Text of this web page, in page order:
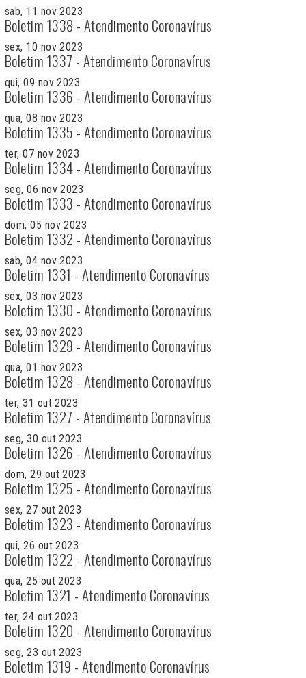
sab, 11 nov 2023
Boletim 1338 - Atendimento Coronavírus
sex, 10 nov 2023
Boletim 1337 - Atendimento Coronavírus
qui, 09 nov 2023
Boletim 1336 - Atendimento Coronavírus
qua, 08 nov 2023
Boletim 1335 - Atendimento Coronavírus
ter, 07 nov 2023
Boletim 1334 - Atendimento Coronavírus
seg, 06 nov 2023
Boletim 1333 - Atendimento Coronavírus
dom, 05 nov 2023
Boletim 1332 - Atendimento Coronavírus
sab, 04 nov 2023
Boletim 1331 - Atendimento Coronavírus
sex, 03 nov 2023
Boletim 1330 - Atendimento Coronavírus
sex, 03 nov 2023
Boletim 1329 - Atendimento Coronavírus
qua, 01 nov 2023
Boletim 1328 - Atendimento Coronavírus
ter, 31 out 2023
Boletim 1327 - Atendimento Coronavírus
seg, 30 out 2023
Boletim 1326 - Atendimento Coronavírus
dom, 29 out 2023
Boletim 1325 - Atendimento Coronavírus
sex, 27 out 2023
Boletim 1323 - Atendimento Coronavírus
qui, 26 out 2023
Boletim 1322 - Atendimento Coronavírus
qua, 25 out 2023
Boletim 1321 - Atendimento Coronavírus
ter, 24 out 2023
Boletim 1320 - Atendimento Coronavírus
seg, 23 out 2023
Boletim 1319 - Atendimento Coronavírus